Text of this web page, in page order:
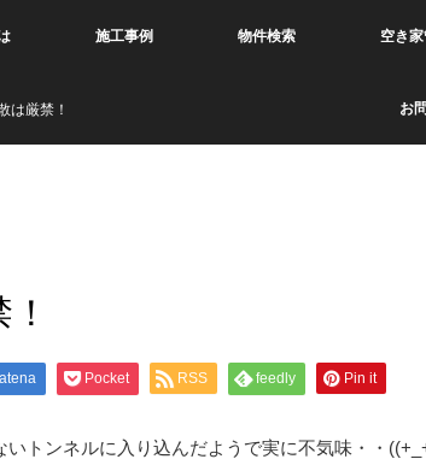
施工事例 物件検索 空き
お
は厳禁！
Pocket RSS feedly Pin it
トンネルに入り込んだようで実に不気味・・